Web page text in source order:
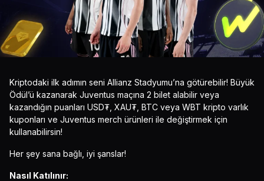
Kriptodaki ilk adımın seni Allianz Stadyumu’na götürebilir! Büyük
Ödül’ü kazanarak Juventus maçına 2 bilet alabilir veya
kazandığın puanları USD₮, XAU₮, BTC veya WBT kripto varlık
kuponları ve Juventus merch ürünleri ile değiştirmek için
kullanabilirsin!
Her şey sana bağlı, iyi şanslar!
Nasıl Katılınır: